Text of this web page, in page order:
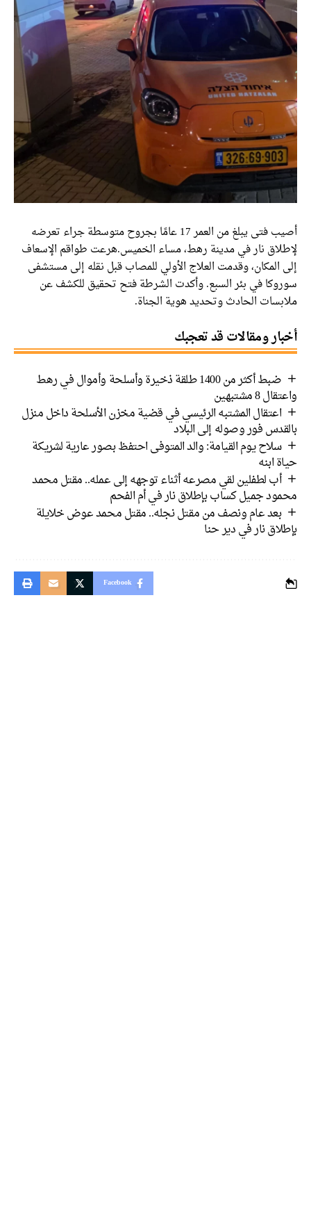
أصيب فتى يبلغ من العمر 17 عامًا بجروح متوسطة جراء تعرضه
لإطلاق نار في مدينة رهط، مساء الخميس.هرعت طواقم الإسعاف
إلى المكان، وقدمت العلاج الأولي للمصاب قبل نقله إلى مستشفى
سوروكا في بئر السبع. وأكدت الشرطة فتح تحقيق للكشف عن
ملابسات الحادث وتحديد هوية الجناة.
أخبار ومقالات قد تعجبك
ضبط أكثر من 1400 طلقة ذخيرة وأسلحة وأموال في رهط
واعتقال 8 مشتبهين
اعتقال المشتبه الرئيسي في قضية مخزن الأسلحة داخل منزل
بالقدس فور وصوله إلى البلاد
سلاح يوم القيامة: والد المتوفى احتفظ بصور عارية لشريكة
حياة ابنه
أب لطفلين لقي مصرعه أثناء توجهه إلى عمله.. مقتل محمد
محمود جميل كساب بإطلاق نار في أم الفحم
بعد عام ونصف من مقتل نجله.. مقتل محمد عوض خلايلة
بإطلاق نار في دير حنا
Facebook